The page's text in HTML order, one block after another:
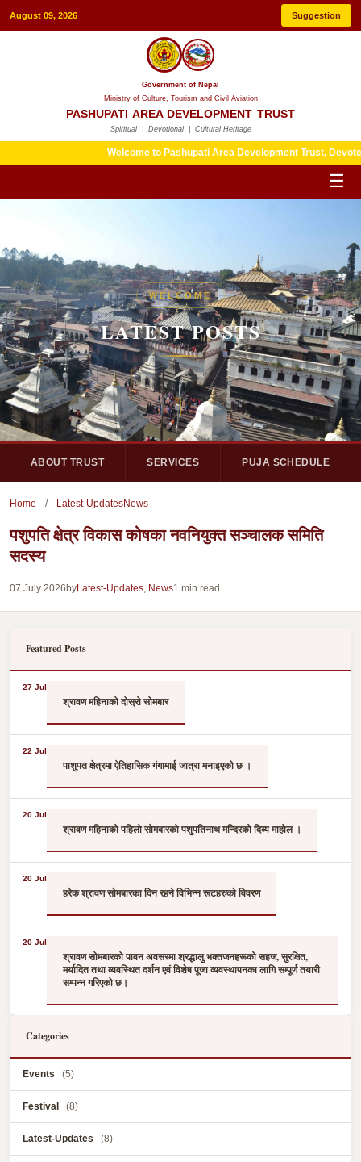
August 09, 2026 Suggestion
Government of Nepal
Ministry of Culture, Tourism and Civil Aviation
PASHUPATI AREA DEVELOPMENT TRUST
Spiritual | Devotional | Cultural Heritage
Welcome to Pashupati Area Development Trust,
☰
WELCOME
LATEST POSTS
HERITAGE
LATEST POSTS
ABOUT TRUST SERVICES PUJA SCHEDULE
Home / Latest-UpdatesNews
पशुपति क्षेत्र विकास कोषका नवनियुक्त सञ्चालक समिति
सदस्य
07 July 2026byLatest-Updates, News1 min read
Featured Posts
27 Jul
श्रावण महिनाको दोस्रो सोमबार
22 Jul
पाशुपत क्षेत्रमा ऐतिहासिक गंगामाई जात्रा मनाइएको छ ।
20 Jul
श्रावण महिनाको पहिलो सोमबारको पशुपतिनाथ मन्दिरको दिव्य माहोल ।
20 Jul
हरेक श्रावण सोमबारका दिन रहने विभिन्न रूटहरुको विवरण
20 Jul
श्रावण सोमबारको पावन अवसरमा श्रद्धालु भक्तजनहरूको सहज, सुरक्षित,
मर्यादित तथा व्यवस्थित दर्शन एवं विशेष पूजा व्यवस्थापनका लागि सम्पूर्ण तयारी
सम्पन्न गरिएको छ।
Categories
Events (5)
Festival (8)
Latest-Updates (8)